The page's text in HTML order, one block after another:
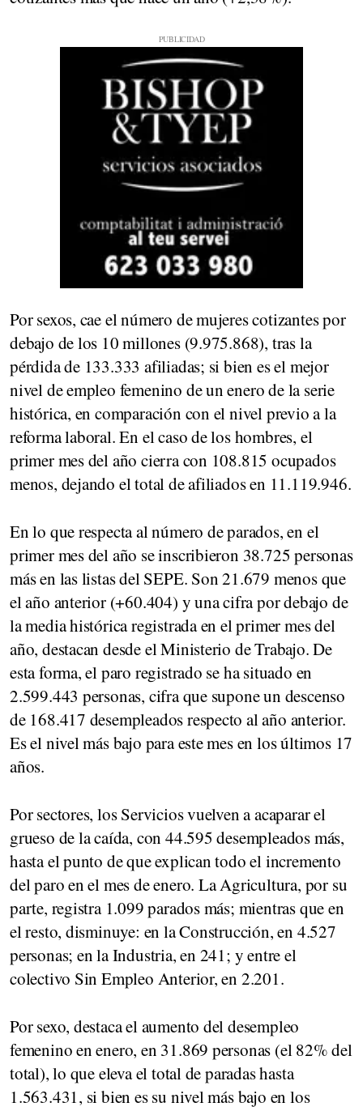
Por sexos, cae el número de mujeres cotizantes por
debajo de los 10 millones (9.975.868), tras la
pérdida de 133.333 afiliadas; si bien es el mejor
nivel de empleo femenino de un enero de la serie
histórica, en comparación con el nivel previo a la
reforma laboral. En el caso de los hombres, el
primer mes del año cierra con 108.815 ocupados
menos, dejando el total de afiliados en 11.119.946.
En lo que respecta al número de parados, en el
primer mes del año se inscribieron 38.725 personas
más en las listas del SEPE. Son 21.679 menos que
el año anterior (+60.404) y una cifra por debajo de
la media histórica registrada en el primer mes del
año, destacan desde el Ministerio de Trabajo. De
esta forma, el paro registrado se ha situado en
2.599.443 personas, cifra que supone un descenso
de 168.417 desempleados respecto al año anterior.
Es el nivel más bajo para este mes en los últimos 17
años.
Por sectores, los Servicios vuelven a acaparar el
grueso de la caída, con 44.595 desempleados más,
hasta el punto de que explican todo el incremento
del paro en el mes de enero. La Agricultura, por su
parte, registra 1.099 parados más; mientras que en
el resto, disminuye: en la Construcción, en 4.527
personas; en la Industria, en 241; y entre el
colectivo Sin Empleo Anterior, en 2.201.
Por sexo, destaca el aumento del desempleo
femenino en enero, en 31.869 personas (el 82% del
total), lo que eleva el total de paradas hasta
1.563.431, si bien es su nivel más bajo en los